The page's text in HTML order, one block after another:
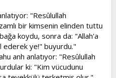
"Resûlullah
bir kimsenin elinden tuttu
koydu, sonra da: "Allah'a
ederek ye!" buyurdu."
anh anlatıyor: "Resûlullah
ki: "Kim vücudunu